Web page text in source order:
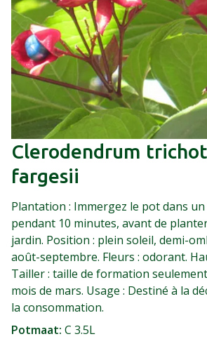
Clerodendrum
fargesii
Plantation : Immergez le pot dans
pendant 10 minutes, avant de
jardin. Position : plein soleil, demi-
août-septembre. Fleurs : odorant.
Tailler : taille de formation
mois de mars. Usage : Destiné à la
la consommation.
Potmaat C 3.5L